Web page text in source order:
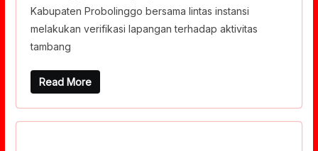
Kabupaten Probolinggo bersama lintas instansi
melakukan verifikasi lapangan terhadap aktivitas
tambang
Read More